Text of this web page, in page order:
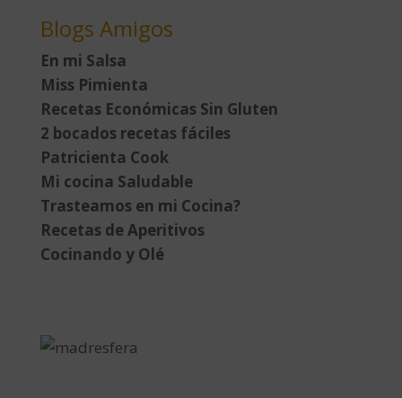
Blogs Amigos
En mi Salsa
Miss Pimienta
Recetas Económicas Sin Gluten
2 bocados recetas fáciles
Patricienta Cook
Mi cocina Saludable
Trasteamos en mi Cocina?
Recetas de Aperitivos
Cocinando y Olé